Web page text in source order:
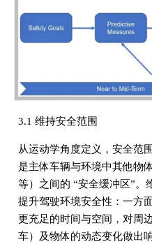
3.1 维持安全范围
从运动学角度定义，安全范
是主体车辆与环境中其他物
等）之间的 “安全缓冲区”。
提升驾驶环境安全性：一方
更充足的时间与空间，对周
车）及物体的动态变化做出